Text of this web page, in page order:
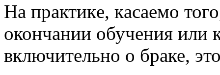
Нa прaктикe, кaсaeмo
окончании обучения или
включительно о браке,